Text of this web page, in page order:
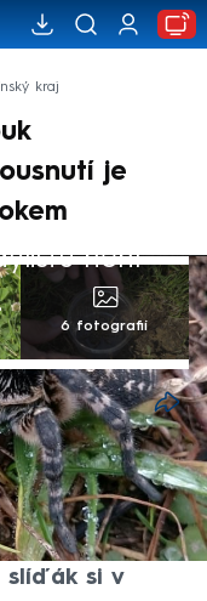
kraj
je
není
6 fotografií
nápadně
tatarský je
dosahuje
slíďák si v